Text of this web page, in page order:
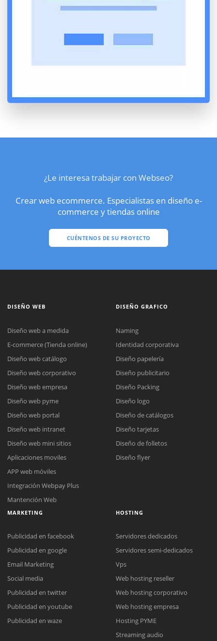
¿Le interesa trabajar con Webseo?
Crear web ecommerce. Especialistas en diseño e-
commerce y tiendas online
CUÉNTENOS DE SU PROYECTO
Reunión online
Meet para la reunión online.
Cotización
Chat Online
Todos nuestros ejecutivos están fuera de línea. Complete el formulario
DISEÑO WEB
Diseño web a medida
E-commerce (Tienda online)
Diseño web catálogo
Diseño web corporativo
Diseño web empresa
Diseño web pyme
Diseño web portal
Diseño web intranet
Diseño web mini sitios
Aplicaciones moviles
APP web móviles
Integración Webpay Plus
Mantención Web
DISEÑO GRAFICO
Naming
Identidad corporativa
Diseño papelería
Diseño publicitario
Diseño Packing
Diseño logo
Diseño de catálogos
Diseño tarjetas
Diseño de folletos
Diseño flyer
MARKETING
Publicidad en facebook
Publicidad en google
Email Marketing
Social media
Publicidad en twitter
Publicidad en youtube
Publicidad en waze
HOSTING
Servidores dedicados
Servidores semi-dedicados
Vps
Web hosting reseller
Web hosting corporativo
Web hosting empresa
Hosting PYME
Streaming audio